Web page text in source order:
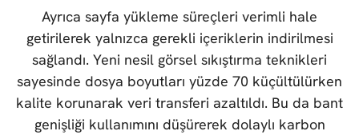
Ayrıca sayfa yükleme süreçleri verimli hale
getirilerek yalnızca gerekli içeriklerin indirilmesi
sağlandı. Yeni nesil görsel sıkıştırma teknikleri
sayesinde dosya boyutları yüzde 70 küçültülürken
kalite korunarak veri transferi azaltıldı. Bu da bant
genişliği kullanımını düşürerek dolaylı karbon